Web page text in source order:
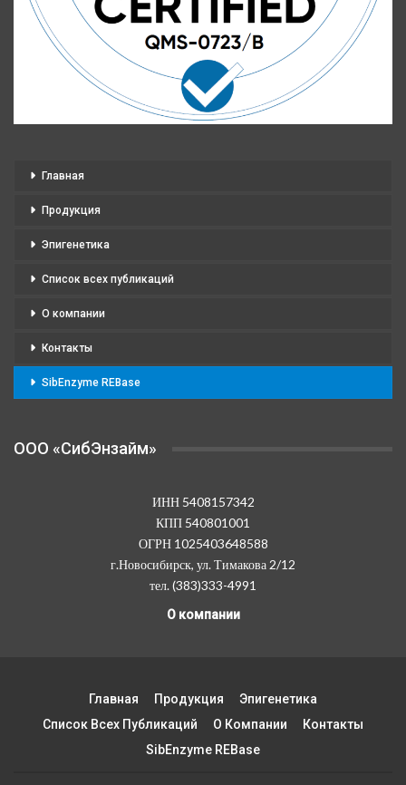
Главная
Продукция
Эпигенетика
Список всех публикаций
О компании
Контакты
SibEnzyme REBase
OOO «СибЭнзайм»
ИНН 5408157342
КПП 540801001
ОГРН 1025403648588
г.Новосибирск, ул. Тимакова 2/12
тел. (383)333-4991
О компании
Главная Продукция
Эпигенетика
Список Всех Публикаций
О Компании
Контакты
SibEnzyme REBase